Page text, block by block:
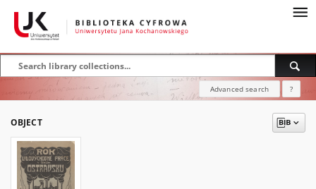
Advanced search ?
OBJECT